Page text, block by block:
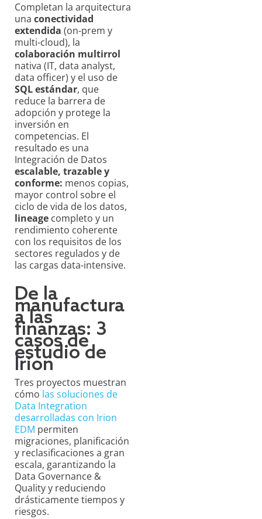
Completan la arquitectura
una conectividad
extendida (on-prem y
multi-cloud), la
colaboración multirrol
nativa (IT, data analyst,
data officer) y el uso de
SQL estándar, que
reduce la barrera de
adopción y protege la
inversión en
competencias. El
resultado es una
Integración de Datos
escalable, trazable y
conforme: menos copias,
mayor control sobre el
ciclo de vida de los datos,
lineage completo y un
rendimiento coherente
con los requisitos de los
sectores regulados y de
las cargas data-intensive.
De la
manufactura
a las
finanzas: 3
casos de
estudio de
Irion
Tres proyectos muestran
cómo las soluciones de
Data Integration
desarrolladas con Irion
EDM permiten
migraciones, planificación
y reclasificaciones a gran
escala, garantizando la
Data Governance &
Quality y reduciendo
drásticamente tiempos y
riesgos.